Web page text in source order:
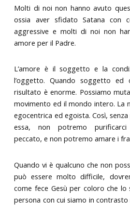
Molti di noi non hanno avuto
ossia aver sfidato Satana con
aggressive e molti di noi non
amore per il Padre.
L’amore è il soggetto e la
l’oggetto. Quando soggetto
risultato è enorme. Possiamo
movimento ed il mondo intero. La
egocentrica ed egoista. Così,
essa, non potremo purificarci
peccato, e non potremo amare i
Quando vi è qualcuno che non
può essere molto difficile,
come fece Gesù per coloro che lo
persona con cui siamo in